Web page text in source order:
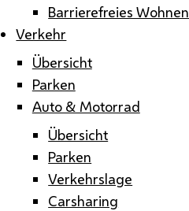
Barrierefreies Wohnen
Verkehr
Übersicht
Parken
Auto & Motorrad
Übersicht
Parken
Verkehrslage
Carsharing